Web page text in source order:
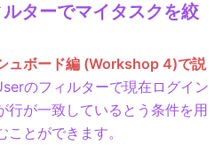
ターでマイタスクを絞
ュボード編 (Workshop 4)で説
のフィルターで現在ログイン
行が一致しているとう条件を用
とができます。